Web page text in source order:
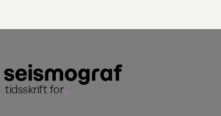
tidsskrift for...